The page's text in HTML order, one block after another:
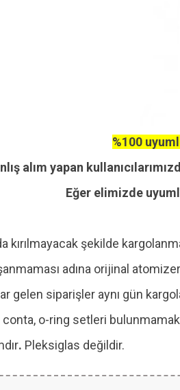
%100
alım yapan
Eğer elimizde
kırılmayacak şekilde
adına orijinal
gelen siparişler aynı gün
conta, o-ring setleri
. Pleksiglas değildir.